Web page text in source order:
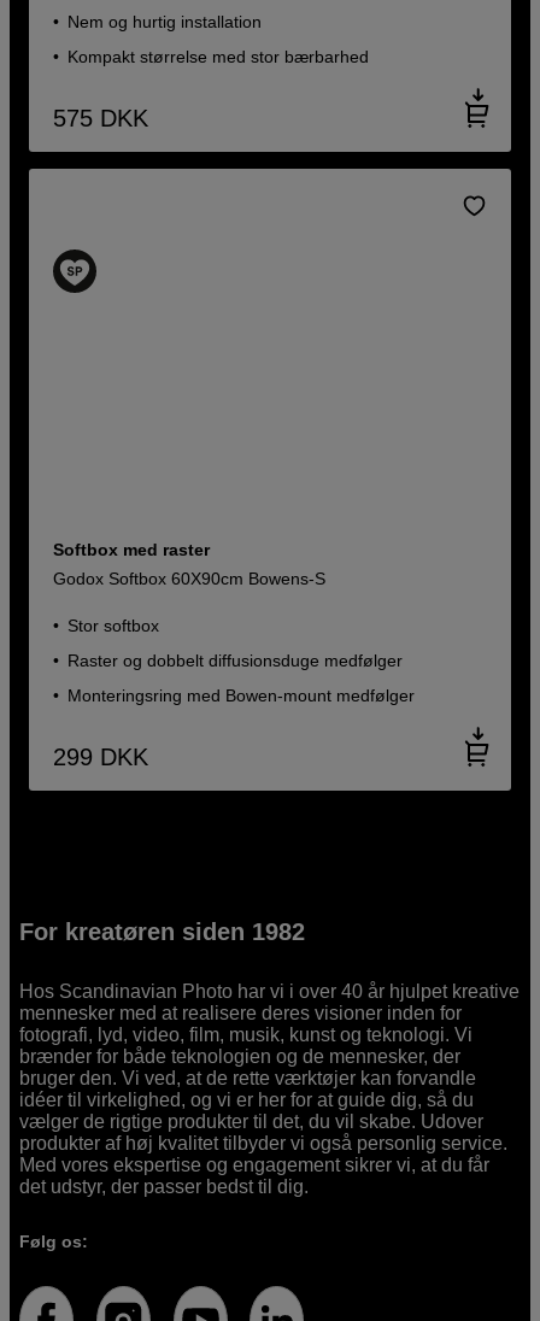
Nem og hurtig installation
Kompakt størrelse med stor bærbarhed
575 DKK
Softbox med raster
Godox Softbox 60X90cm Bowens-S
Stor softbox
Raster og dobbelt diffusionsduge medfølger
Monteringsring med Bowen-mount medfølger
299 DKK
For kreatøren siden 1982
Hos Scandinavian Photo har vi i over 40 år hjulpet kreative
mennesker med at realisere deres visioner inden for
fotografi, lyd, video, film, musik, kunst og teknologi. Vi
brænder for både teknologien og de mennesker, der
bruger den. Vi ved, at de rette værktøjer kan forvandle
idéer til virkelighed, og vi er her for at guide dig, så du
vælger de rigtige produkter til det, du vil skabe. Udover
produkter af høj kvalitet tilbyder vi også personlig service.
Med vores ekspertise og engagement sikrer vi, at du får
det udstyr, der passer bedst til dig.
Følg os: